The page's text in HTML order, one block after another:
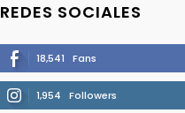
REDES SOCIALES
18,541 Fans
1,954 Followers